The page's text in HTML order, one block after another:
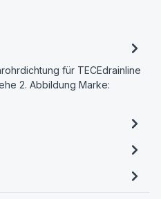
für TECEdrainline
2. Abbildung Marke: